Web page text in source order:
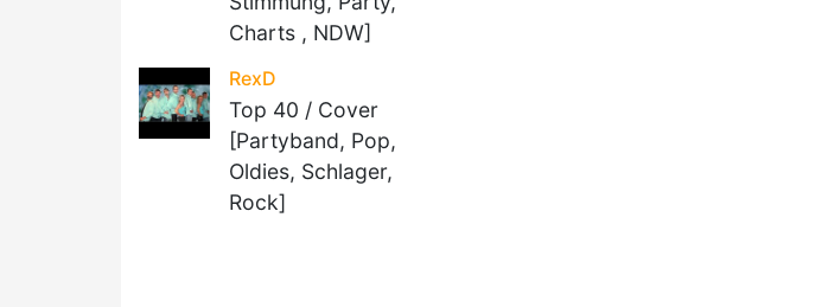
Charts , NDW]
RexD
Top 40 / Cover
[Partyband, Pop,
Oldies, Schlager,
Rock]